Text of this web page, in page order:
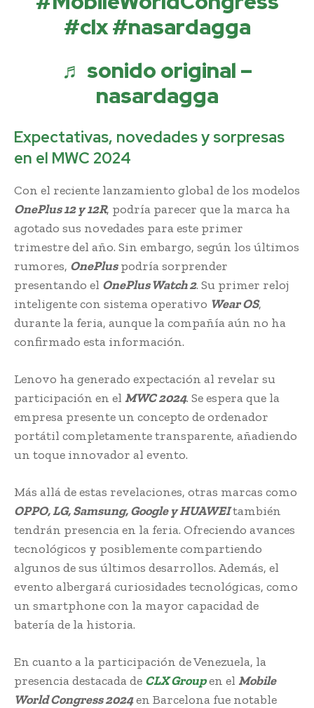
#clx#nasardagga
♬ sonido original –
nasardagga
Expectativas, novedades y sorpresas
en el MWC 2024
Con el reciente lanzamiento global de los modelos
OnePlus 12 y 12R, podría parecer que la marca ha
agotado sus novedades para este primer
trimestre del año. Sin embargo, según los últimos
rumores, OnePluspodría sorprender
presentando el OnePlus Watch 2. Su primer reloj
inteligente con sistema operativo Wear OS,
durante la feria, aunque la compañía aún no ha
confirmado esta información.
Lenovo ha generado expectación al revelar su
participación en el MWC 2024. Se espera que la
empresa presente un concepto de ordenador
portátil completamente transparente, añadiendo
un toque innovador al evento.
Más allá de estas revelaciones, otras marcas como
OPPO, LG, Samsung, Google y HUAWEItambién
tendrán presencia en la feria. Ofreciendo avances
tecnológicos y posiblemente compartiendo
algunos de sus últimos desarrollos. Además, el
evento albergará curiosidades tecnológicas, como
un smartphone con la mayor capacidad de
batería de la historia.
En cuanto a la participación de Venezuela, la
presencia destacada de CLX Groupen el Mobile
World Congress 2024en Barcelona fue notable